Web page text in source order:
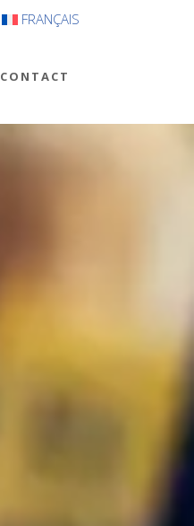
FRANÇAIS
CONTACT